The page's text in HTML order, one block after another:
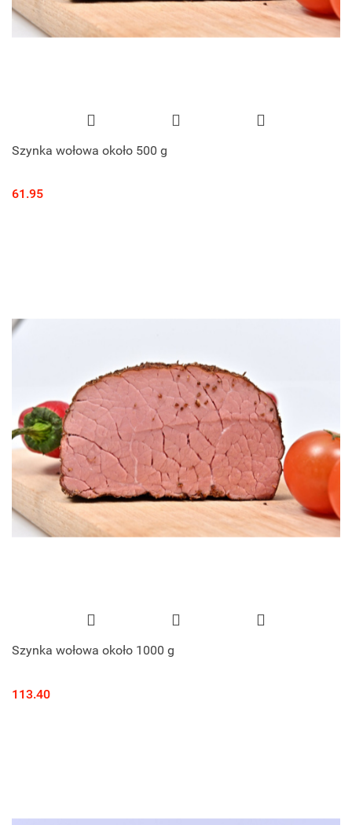
Szynka wołowa około 500 g
61.95
Szynka wołowa około 1000 g
113.40